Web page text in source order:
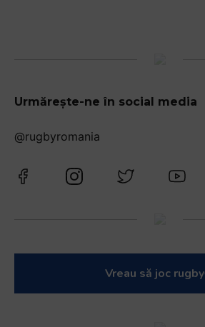
Urmărește-ne în social media
@rugbyromania
Vreau să joc rugby